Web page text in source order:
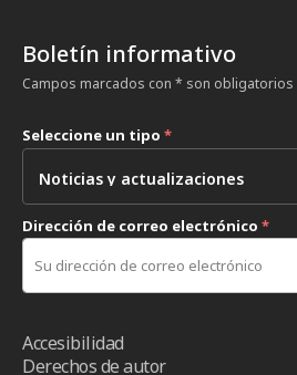
Boletín informativo
Campos marcados con * son obligatorios
Seleccione un tipo *
Dirección de correo electrónico *
Accesibilidad
Derechos de autor